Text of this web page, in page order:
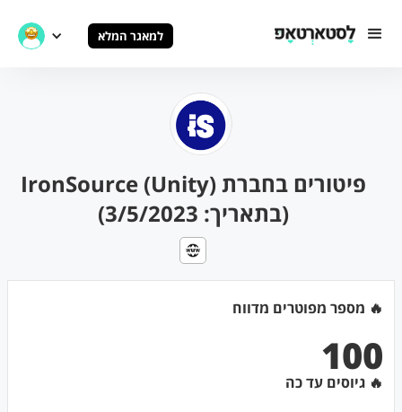
למאגר המלא
פיטורים בחברת IronSource (Unity)
(בתאריך: 3/5/2023)
🔥 מספר מפוטרים מדווח
100
🔥 גיוסים עד כה